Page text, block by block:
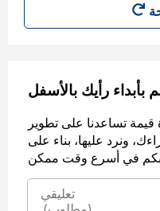
بأبداء رأيك بالأسفل
قيمة تساعدنا على تطوير
ونرد عليها، بناء على